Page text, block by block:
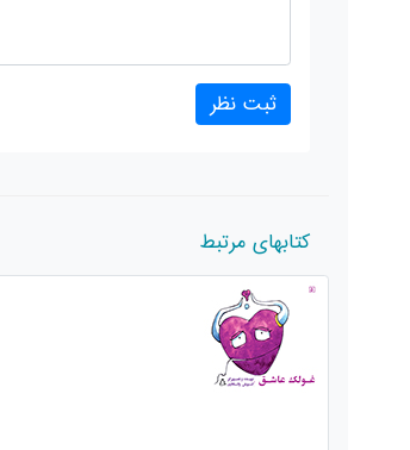
کتابهای مرتبط